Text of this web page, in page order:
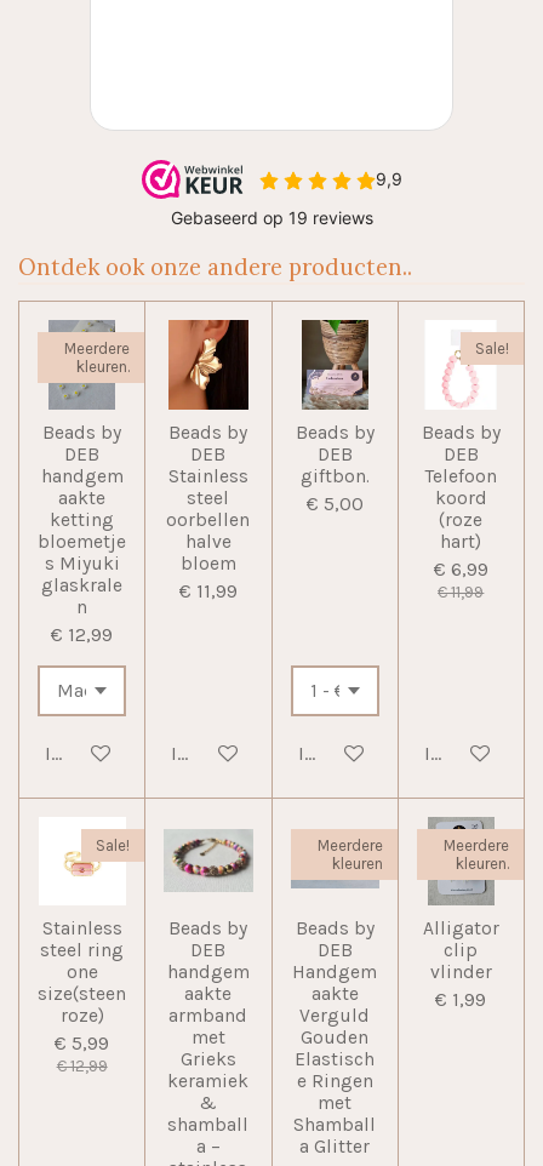
Ontdek ook onze andere producten..
Meerdere
kleuren.
Beads by
DEB
handgem
aakte
ketting
bloemetje
s Miyuki
glaskrale
n
€ 12,99
In winkelwagen
Beads by
DEB
Stainless
steel
oorbellen
halve
bloem
€ 11,99
In winkelwagen
Beads by
DEB
giftbon.
€ 5,00
In winkelwagen
Sale!
Beads by
DEB
Telefoon
koord
(roze
hart)
€ 6,99
€ 11,99
In
Sale!
Stainless
steel ring
one
size(steen
roze)
€ 5,99
€ 12,99
Beads by
DEB
handgem
aakte
armband
met
Grieks
keramiek
&
shamball
a –
Meerdere
kleuren
Beads by
DEB
Handgem
aakte
Verguld
Gouden
Elastisch
e Ringen
met
Shamball
a Glitter
Meerdere
kleuren.
Alligator
clip
vlinder
€ 1,99